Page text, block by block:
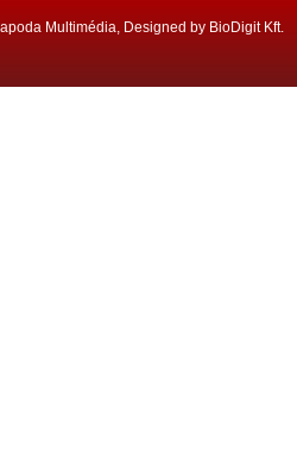
Multimédia, Designed by BioDigit Kft.